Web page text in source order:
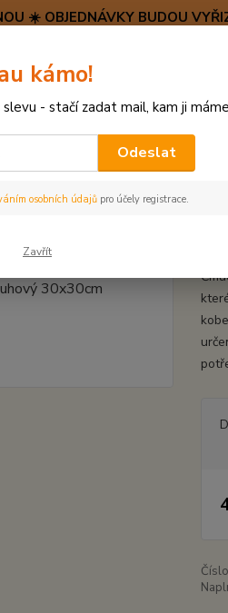
☀️ OBJEDNÁVKY BUDOU
Hledat
kámo!
- stačí zadat mail, kam ji
Odeslat
osobních údajů pro účely registrace.
Zavřít